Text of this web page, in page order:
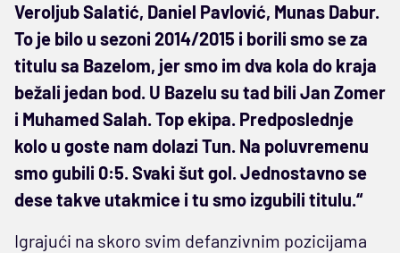
Veroljub Salatić, Daniel Pavlović, Munas Dabur.
To je bilo u sezoni 2014/2015 i borili smo se za
titulu sa Bazelom, jer smo im dva kola do kraja
bežali jedan bod. U Bazelu su tad bili Jan Zomer
i Muhamed Salah. Top ekipa. Predposlednje
kolo u goste nam dolazi Tun. Na poluvremenu
smo gubili 0:5. Svaki šut gol. Jednostavno se
dese takve utakmice i tu smo izgubili titulu.“
Igrajući na skoro svim defanzivnim pozicijama